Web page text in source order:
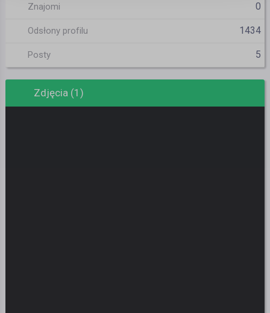
Znajomi 0
Odsłony profilu 1434
Posty 5
Zdjęcia (1)